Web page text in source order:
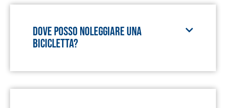
Dove posso noleggiare una
bicicletta?